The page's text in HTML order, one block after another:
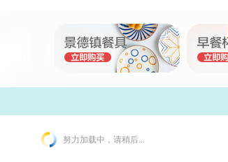
努力加载中，请稍后...